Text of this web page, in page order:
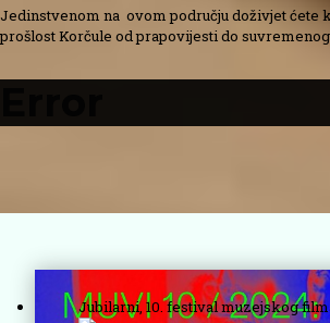
Jedinstvenom na ovom području doživjet ćete
prošlost Korčule od prapovijesti do
Jubilarni, 10. festival muzejskog